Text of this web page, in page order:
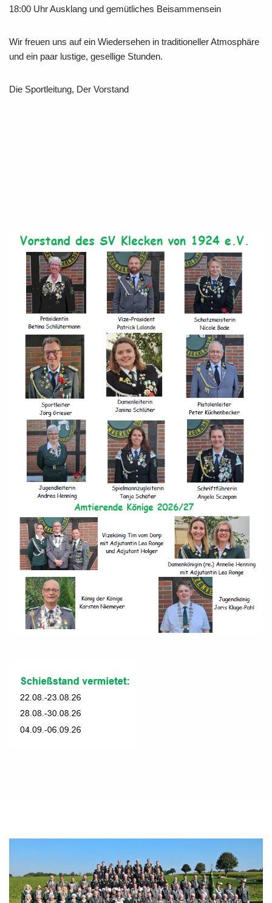
18:00 Uhr Ausklang und gemütliches Beisammensein
Wir freuen uns auf ein Wiedersehen in traditioneller Atmosphäre
und ein paar lustige, gesellige Stunden.
Die Sportleitung, Der Vorstand